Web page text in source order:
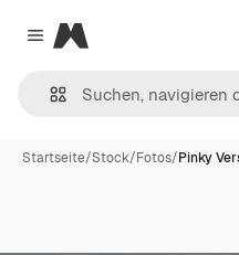
Close menu
Magnific
Startseite/Stock/Fotos/Pinky